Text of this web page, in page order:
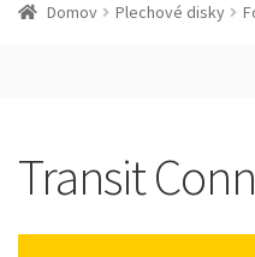
Domov Plechové disky
Transit